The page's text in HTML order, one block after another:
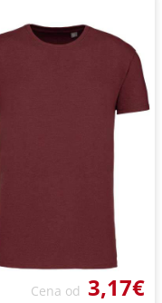
Cena od 3,17€